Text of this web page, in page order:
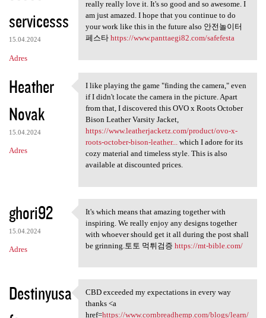
servicesss
15.04.2024
Adres
really really love it. It's so good and so awesome. I
am just amazed. I hope that you continue to do
your work like this in the future also 안전놀이터
페스타 https://www.panttaegi82.com/safefesta
Heather
Novak
15.04.2024
Adres
I like playing the game
I like playing the game "finding the camera," even
if I didn't locate the camera in the picture. Apart
from that, I discovered this OVO x Roots October
Bison Leather Varsity Jacket,
https://www.leatherjacketz.com/product/ovo-x-
roots-october-bison-leather...which I adore for its
cozy material and timeless style. This is also
available at discounted prices.
ghori92
15.04.2024
Adres
It's which means that amazing
It's which means that amazing together with
inspiring. We really enjoy any designs together
with whoever should get it all during the post shall
be grinning.토토 먹튀검증 https://mt-bible.com/
Destinyusa CBD exceeded my expectations
CBD exceeded my expectations in every way
thanks <a
href=https://www.cornbreadhemp.com/blogs/learn/